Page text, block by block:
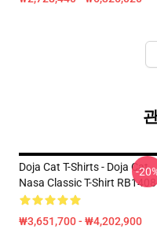
Doja Cat T-Shirts - Doja Cat
Nasa Classic T-Shirt RB1408
₩3,651,700 - ₩4,202,900
-